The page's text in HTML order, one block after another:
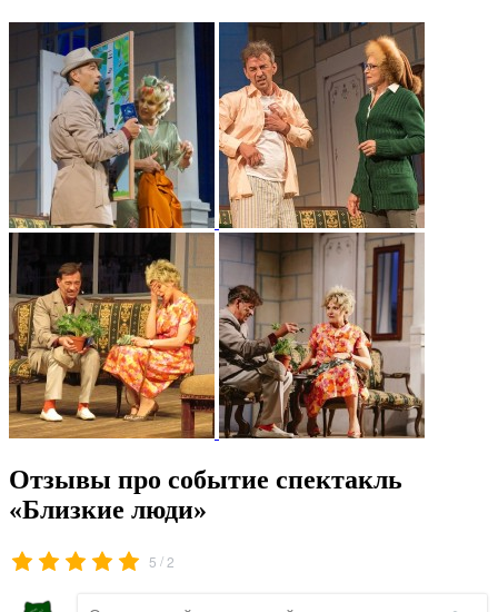
Отзывы про событие спектакль
«Близкие люди»
5 /2